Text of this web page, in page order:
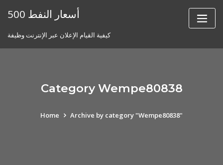
أسعار النفط 500
كيفية القيام الإعلان عبر الإنترنت وظيفة
Category Wempe80838
Home Archive by category "Wempe80838"